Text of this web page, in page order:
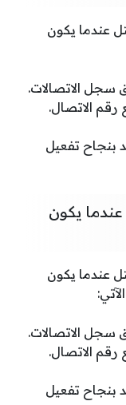
عندما يكون
سجل الاتصالات.
بنجاح تفعيل
يكون
عندما يكون
سجل الاتصالات.
بنجاح تفعيل